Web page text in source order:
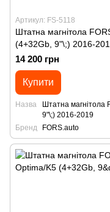
Артикул: FS-5118
Штатна магнітола
(4+32Gb, 9"\;) 2016-
14 200 грн
Купити
Назва
Штатна магнітола
9"\;) 2016-2019
Бренд
FORS.auto